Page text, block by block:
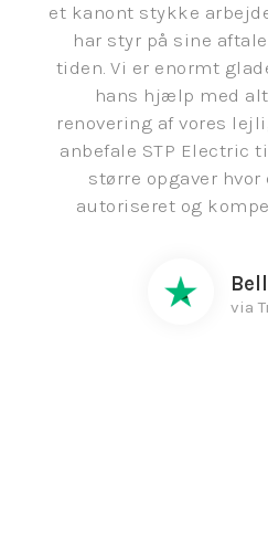
et kanont stykke
har styr på sine
tiden. Vi er enormt
hans hjælp med
renovering af vores
anbefale STP Electric
større opgaver
autoriseret og
via